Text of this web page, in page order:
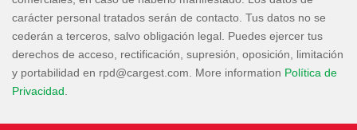
carácter personal tratados serán de contacto. Tus datos no se
cederán a terceros, salvo obligación legal. Puedes ejercer tus
derechos de acceso, rectificación, supresión, oposición, limitación
y portabilidad en
. More information Política de
Privacidad